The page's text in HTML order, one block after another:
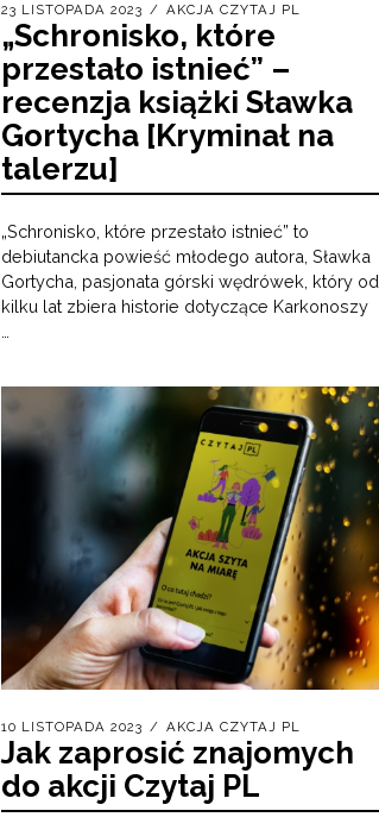
23 LISTOPADA 2023 AKCJA CZYTAJ PL
„Schronisko, które
przestało istnieć” –
recenzja książki Sławka
Gortycha [Kryminał na
talerzu]
„Schronisko, które przestało istnieć” to
debiutancka powieść młodego autora, Sławka
Gortycha, pasjonata górski wędrówek, który od
kilku lat zbiera historie dotyczące Karkonoszy
10 LISTOPADA 2023 AKCJA CZYTAJ PL
Jak zaprosić znajomych
do akcji Czytaj PL